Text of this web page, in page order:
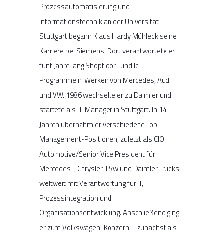
Prozessautomatisierung und
Informationstechnik an der Universität
Stuttgart begann Klaus Hardy Mühleck seine
Karriere bei Siemens. Dort verantwortete er
fünf Jahre lang Shopfloor- und IoT-
Programme in Werken von Mercedes, Audi
und VW. 1986 wechselte er zu Daimler und
startete als IT-Manager in Stuttgart. In 14
Jahren übernahm er verschiedene Top-
Management-Positionen, zuletzt als CIO
Automotive/Senior Vice President für
Mercedes-, Chrysler-Pkw und Daimler Trucks
weltweit mit Verantwortung für IT,
Prozessintegration und
Organisationsentwicklung. Anschließend ging
er zum Volkswagen-Konzern – zunächst als